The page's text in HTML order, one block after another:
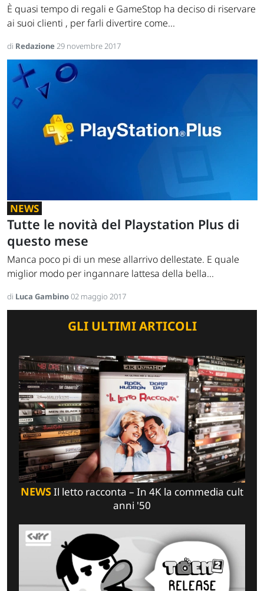
È quasi tempo di regali e GameStop ha deciso di riservare
ai suoi clienti , per farli divertire come...
di Redazione29 novembre 2017
NEWS
Tutte le novità del Playstation Plus di
questo mese
Manca poco pi di un mese allarrivo dellestate. E quale
miglior modo per ingannare lattesa della bella...
di Luca Gambino02 maggio 2017
GLI ULTIMI ARTICOLI
NEWSIl letto racconta – In 4K la commedia cult
anni '50